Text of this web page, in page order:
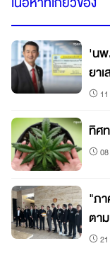
'นพ
ยา
ทิศ
"ภ
ตา